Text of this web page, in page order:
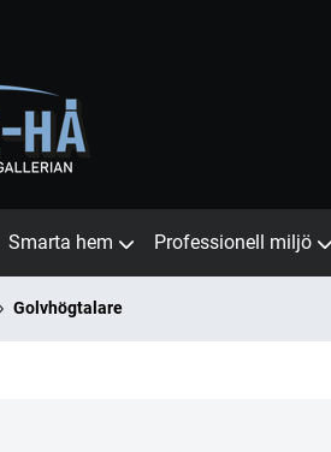
Smarta hem Professionell miljö
Golvhögtalare